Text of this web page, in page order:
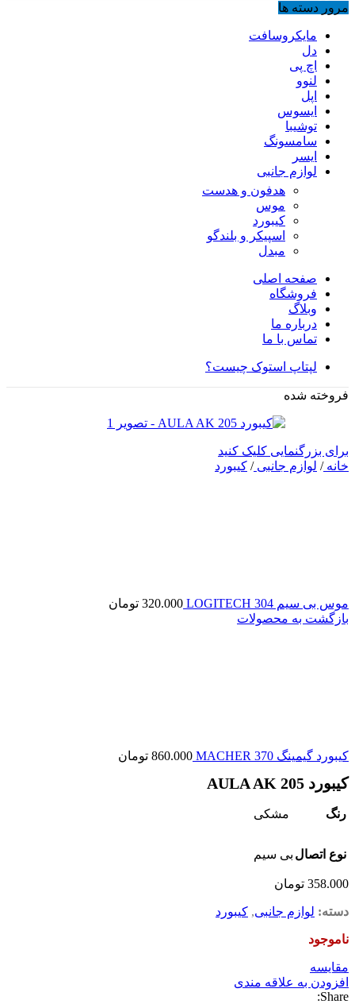
مرور دسته ها
مایکروسافت
دل
اچ پی
لنوو
اپل
ایسوس
توشیبا
سامسونگ
ایسر
لوازم جانبی
هدفون و هدست
موس
کیبورد
اسپیکر و بلندگو
مبدل
صفحه اصلی
فروشگاه
وبلاگ
درباره ما
تماس با ما
لپتاپ استوک چیست؟
فروخته شده
برای بزرگنمایی کلیک کنید
خانه/ لوازم جانبی/ کیبورد
موس بی سیم LOGITECH 304 320.000 تومان
بازگشت به محصولات
کیبورد گیمینگ MACHER 370 860.000 تومان
کیبورد AULA AK 205
رنگ مشکی
نوع اتصال بی سیم
358.000 تومان
دسته: لوازم جانبی, کیبورد
ناموجود
مقايسه
افزودن به علاقه مندی
Share: